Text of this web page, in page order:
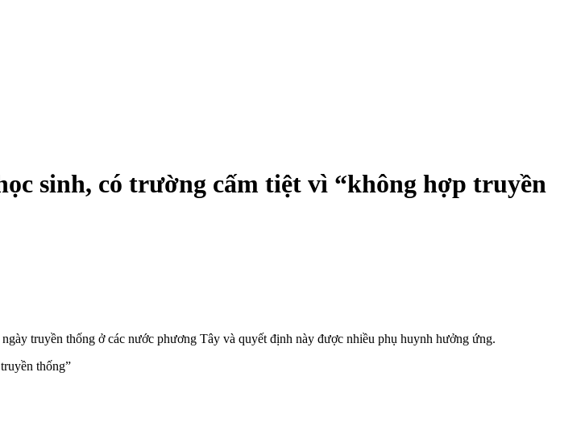
sinh, có trường cấm tiệt vì “không hợp truyền
truyền thống ở các nước phương Tây và quyết định này được nhiều phụ huynh hưởng ứng.